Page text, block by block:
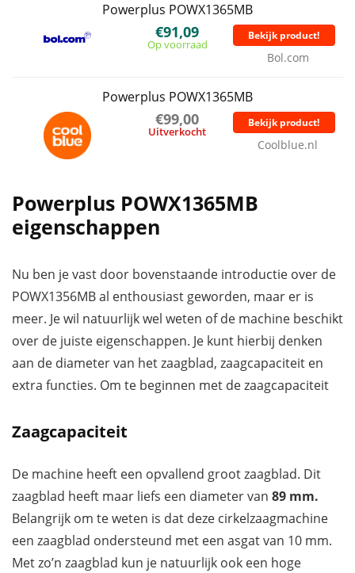
Powerplus POWX1365MB
€91,09
Op voorraad
Bekijk product!
Bol.com
Powerplus POWX1365MB
€99,00
Uitverkocht
Bekijk product!
Coolblue.nl
Powerplus POWX1365MB
eigenschappen
Nu ben je vast door bovenstaande introductie over de
POWX1356MB al enthousiast geworden, maar er is
meer. Je wil natuurlijk wel weten of de machine beschikt
over de juiste eigenschappen. Je kunt hierbij denken
aan de diameter van het zaagblad, zaagcapaciteit en
extra functies. Om te beginnen met de zaagcapaciteit
Zaagcapaciteit
De machine heeft een opvallend groot zaagblad. Dit
zaagblad heeft maar liefs een diameter van 89 mm.
Belangrijk om te weten is dat deze cirkelzaagmachine
een zaagblad ondersteund met een asgat van 10 mm.
Met zo’n zaagblad kun je natuurlijk ook een hoge